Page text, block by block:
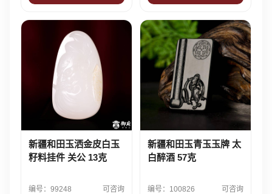
新疆和田玉洒金皮白玉
籽料挂件 关公 13克
编号：99248 可咨询
新疆和田玉青玉玉牌 太
白醉酒 57克
编号：100826 可咨询